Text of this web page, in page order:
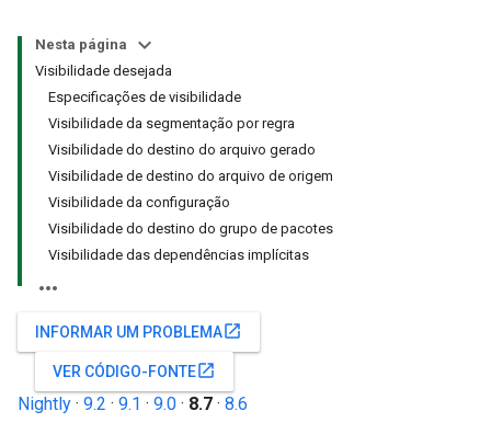
Nesta página
Visibilidade desejada
Especificações de visibilidade
Visibilidade da segmentação por regra
Visibilidade do destino do arquivo gerado
Visibilidade de destino do arquivo de origem
Visibilidade da configuração
Visibilidade do destino do grupo de pacotes
Visibilidade das dependências implícitas
INFORMAR UM PROBLEMAopen_in_new
VER CÓDIGO-FONTEopen_in_new
Nightly · 9.2 · 9.1 · 9.0 · 8.7 · 8.6